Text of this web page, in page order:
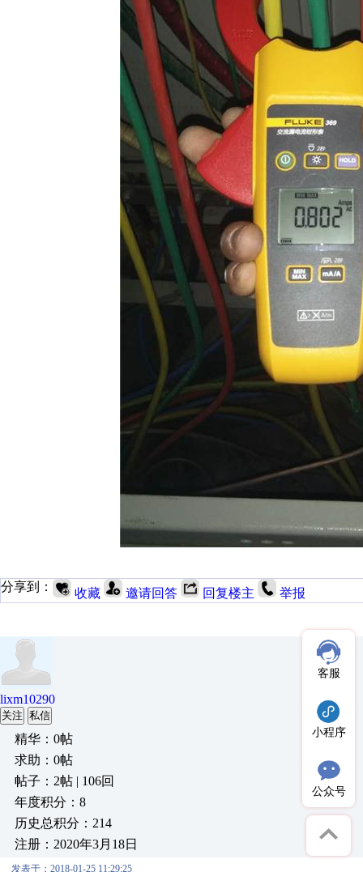
分享到： 收藏 邀请回答 回复楼主 举报
lixm10290
关注 私信
精华：0帖
求助：0帖
帖子：2帖 | 106回
年度积分：8
历史总积分：214
注册：2020年3月18日
发表于：2018-01-25 11:29:25
客服
小程序
公众号